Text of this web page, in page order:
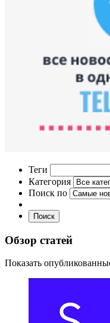
Теги
Категория
Поиск по
Поиск
Обзор статей
Показать